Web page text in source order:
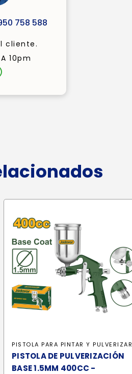
758 588
cliente.
10pm
PISTOLA PARA PINTAR Y PULVERIZAR
PISTOLA DE PULVERIZACIÓN
BASE 1.5MM 400CC -